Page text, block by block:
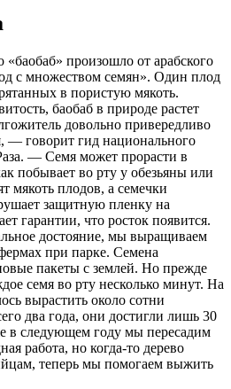
произошло от арабского
с множеством семян». Один плод
в пористую мякоть.
баобаб в природе растет
довольно привередливо
— говорит гид национального
— Семя может прорасти в
побывает во рту у обезьяны или
мякоть плодов, а семечки
защитную пленку на
гарантии, что росток появится.
достояние, мы выращиваем
при парке. Семена
пакеты с землей. Но прежде
семя во рту несколько минут. На
вырастить около сотни
два года, они достигли лишь 30
в следующем году мы пересадим
работа, но когда-то дерево
теперь мы помогаем выжить